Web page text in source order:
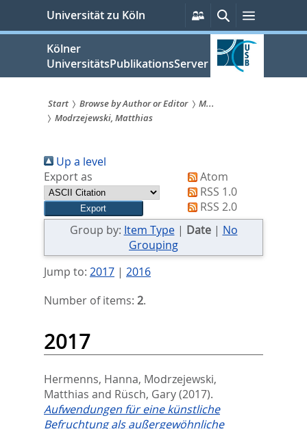
springen
Universität zu Köln
Persönliche
Services
SucheMenü
Kölner
UniversitätsPublikationsServer
Sie
sind
hier:
Start Browse by Author or Editor
M...
Modrzejewski, Matthias
Up a level
Export as
Atom
RSS 1.0
RSS 2.0
Group by: Item Type| Date| No
Grouping
Jump to: 2017| 2016
Number of items: 2.
2017
Hermenns, Hanna, Modrzejewski,
Matthias and Rüsch, Gary(2017).
Aufwendungen für eine künstliche
Befruchtung als außergewöhnliche